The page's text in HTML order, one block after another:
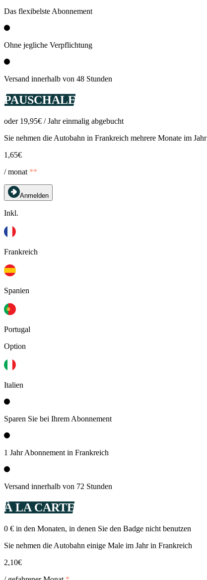
Das flexibelste Abonnement
Ohne jegliche Verpflichtung
Versand innerhalb von 48 Stunden
PAUSCHALE
oder 19,95€ / Jahr einmalig abgebucht
Sie nehmen die Autobahn in Frankreich mehrere Monate im Jahr
1,65€
/ monat **
Anmelden
Inkl.
Frankreich
Spanien
Portugal
Option
Italien
Sparen Sie bei Ihrem Abonnement
1 Jahr Abonnement in Frankreich
Versand innerhalb von 72 Stunden
À LA CARTE
0 € in den Monaten, in denen Sie den Badge nicht benutzen
Sie nehmen die Autobahn einige Male im Jahr in Frankreich
2,10€